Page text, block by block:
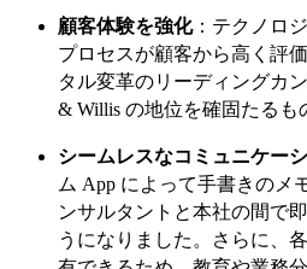
顧客体験を強化：テクノロ
プロセスが顧客から高く評
タル変革のリーディングカ
& Willis の地位を確固たるも
シームレスなコミュニケー
ム App によって手書きのメ
ンサルタントと本社の間で
うになりました。さらに、